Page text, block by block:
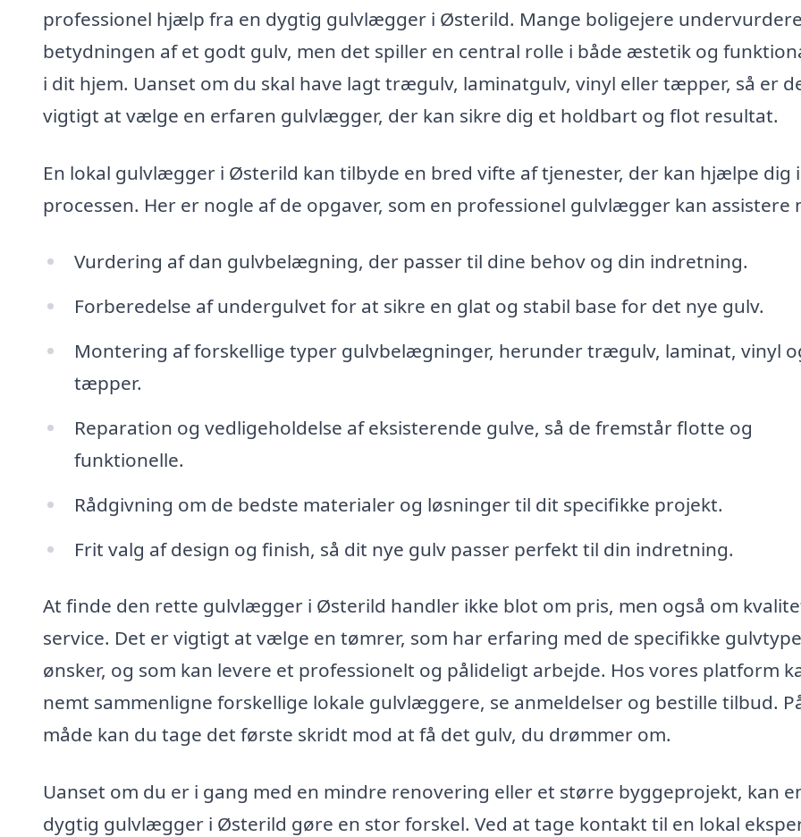
professionel hjælp fra en dygtig gulvlægger i Østerild. Mange boligejere
betydningen af et godt gulv, men det spiller en central rolle i både æstetik og
i dit hjem. Uanset om du skal have lagt trægulv, laminatgulv, vinyl eller tæpper, så er
vigtigt at vælge en erfaren gulvlægger, der kan sikre dig et holdbart og flot resultat.
En lokal gulvlægger i Østerild kan tilbyde en bred vifte af tjenester, der kan hjælpe dig i
processen. Her er nogle af de opgaver, som en professionel gulvlægger kan assistere
Vurdering af dan gulvbelægning, der passer til dine behov og din indretning.
Forberedelse af undergulvet for at sikre en glat og stabil base for det nye gulv.
Montering af forskellige typer gulvbelægninger, herunder trægulv, laminat, vinyl
tæpper.
Reparation og vedligeholdelse af eksisterende gulve, så de fremstår flotte og
funktionelle.
Rådgivning om de bedste materialer og løsninger til dit specifikke projekt.
Frit valg af design og finish, så dit nye gulv passer perfekt til din indretning.
At finde den rette gulvlægger i Østerild handler ikke blot om pris, men også om
service. Det er vigtigt at vælge en tømrer, som har erfaring med de specifikke
ønsker, og som kan levere et professionelt og pålideligt arbejde. Hos vores platform
nemt sammenligne forskellige lokale gulvlæggere, se anmeldelser og bestille tilbud.
måde kan du tage det første skridt mod at få det gulv, du drømmer om.
Uanset om du er i gang med en mindre renovering eller et større byggeprojekt, kan
dygtig gulvlægger i Østerild gøre en stor forskel. Ved at tage kontakt til en lokal